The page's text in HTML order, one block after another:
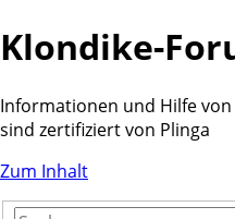
Klondike-
Informationen und Hilfe
sind zertifiziert von Plinga
Zum Inhalt